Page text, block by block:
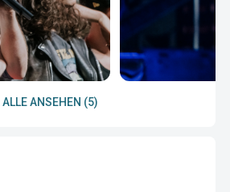
ALLE ANSEHEN (5)